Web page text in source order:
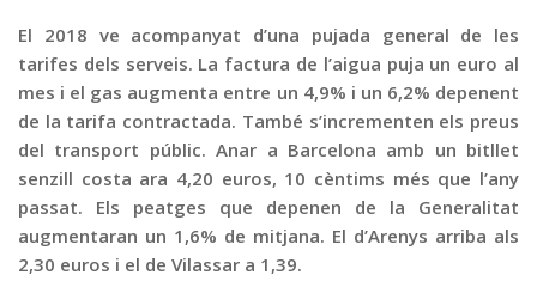
El 2018 ve acompanyat d’una pujada general de les
tarifes dels serveis. La factura de l’aigua puja un euro al
mes i el gas augmenta entre un 4,9% i un 6,2% depenent
de la tarifa contractada. També s’incrementen els preus
del transport públic. Anar a Barcelona amb un bitllet
senzill costa ara 4,20 euros, 10 cèntims més que l’any
passat. Els peatges que depenen de la Generalitat
augmentaran un 1,6% de mitjana. El d’Arenys arriba als
2,30 euros i el de Vilassar a 1,39.